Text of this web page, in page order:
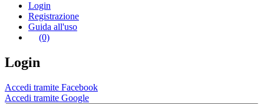
Login
Registrazione
Guida all'uso
(0)
Login
Accedi tramite Facebook
Accedi tramite Google